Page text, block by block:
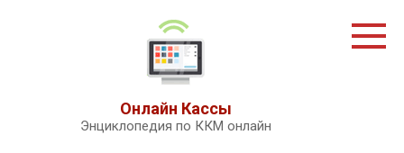
Онлайн Кассы
Энциклопедия по ККМ онлайн